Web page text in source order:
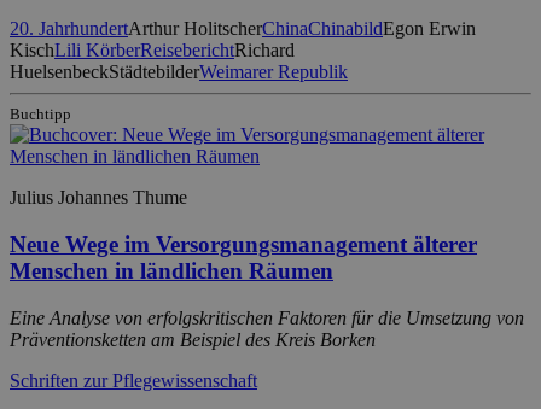
20. JahrhundertArthur HolitscherChinaChinabildEgon Erwin
KischLili KörberReiseberichtRichard
HuelsenbeckStädtebilderWeimarer Republik
Buchtipp
Julius Johannes Thume
Neue Wege im Versorgungsmanagement älterer
Menschen in ländlichen Räumen
Eine Analyse von erfolgskritischen Faktoren für die Umsetzung von
Präventionsketten am Beispiel des Kreis Borken
Schriften zur Pflegewissenschaft